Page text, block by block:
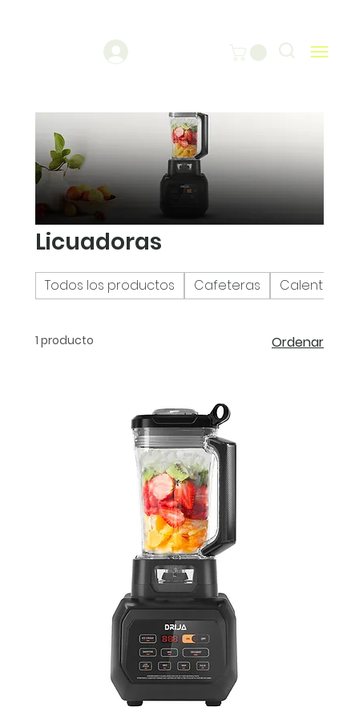
Licuadoras
Todos los productos Cafeteras
1 producto Ordenar